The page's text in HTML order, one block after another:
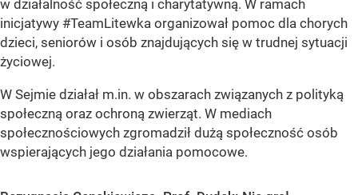
w działalność społeczną i charytatywną. W ramach
inicjatywy #TeamLitewka organizował pomoc dla chorych
dzieci, seniorów i osób znajdujących się w trudnej sytuacji
życiowej.
W Sejmie działał m.in. w obszarach związanych z polityką
społeczną oraz ochroną zwierząt. W mediach
społecznościowych zgromadził dużą społeczność osób
wspierających jego działania pomocowe.